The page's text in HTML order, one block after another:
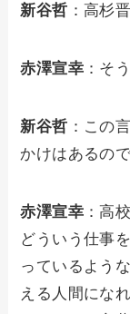
新谷哲 ：高杉
赤澤宣幸 ：そ
新谷哲 ：この
かけはあるの
赤澤宣幸 ：高
どういう仕事
っているよう
える人間にな